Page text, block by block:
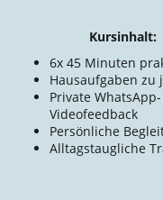
Kursinhalt:
6x 45 Minuten
Hausaufgaben zu
Private
Videofeedback
Persönliche
Alltagstaugliche